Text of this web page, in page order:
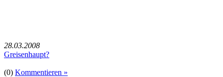
28.03.2008
Greisenhaupt?
(0) Kommentieren »